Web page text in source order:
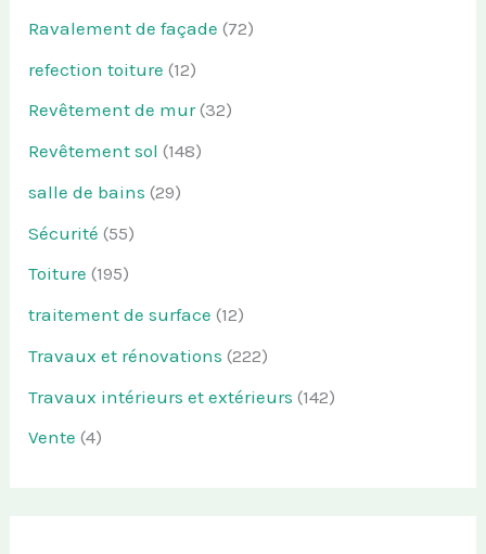
Ravalement de façade (72)
refection toiture (12)
Revêtement de mur(32)
Revêtement sol (148)
salle de bains (29)
Sécurité (55)
Toiture (195)
traitement de surface (12)
Travaux et rénovations (222)
Travaux intérieurs et extérieurs (142)
Vente (4)